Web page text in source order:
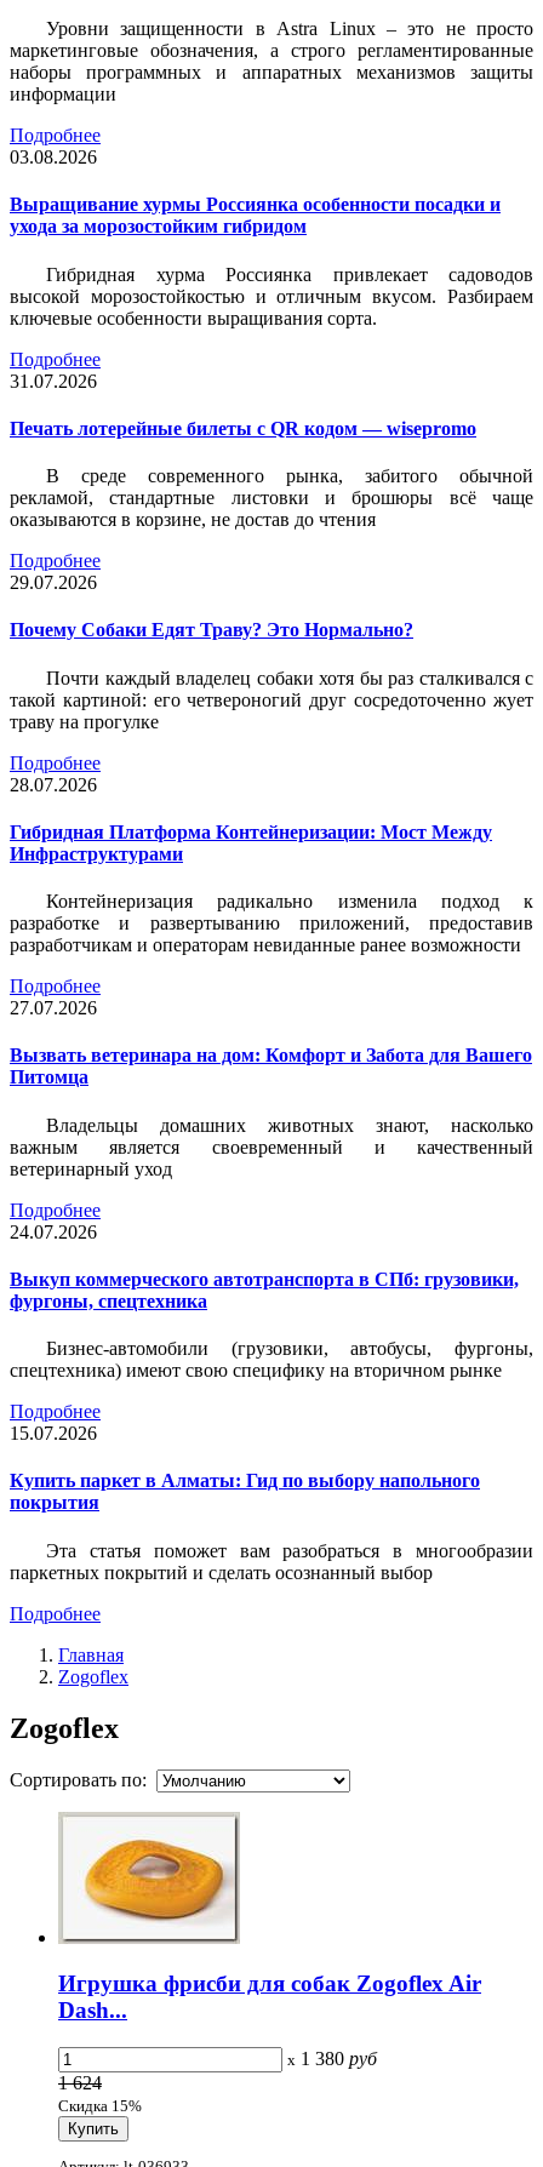
Уровни защищенности в Astra Linux – это не просто
маркетинговые обозначения, а строго регламентированные
наборы программных и аппаратных механизмов защиты
информации
Подробнее
03.08.2026
Выращивание хурмы Россиянка особенности посадки и
ухода за морозостойким гибридом
Гибридная хурма Россиянка привлекает садоводов
высокой морозостойкостью и отличным вкусом. Разбираем
ключевые особенности выращивания сорта.
Подробнее
31.07.2026
Печать лотерейные билеты c QR кодом — wisepromo
В среде современного рынка, забитого обычной
рекламой, стандартные листовки и брошюры всё чаще
оказываются в корзине, не достав до чтения
Подробнее
29.07.2026
Почему Собаки Едят Траву? Это Нормально?
Почти каждый владелец собаки хотя бы раз сталкивался с
такой картиной: его четвероногий друг сосредоточенно жует
траву на прогулке
Подробнее
28.07.2026
Гибридная Платформа Контейнеризации: Мост Между
Инфраструктурами
Контейнеризация радикально изменила подход к
разработке и развертыванию приложений, предоставив
разработчикам и операторам невиданные ранее возможности
Подробнее
27.07.2026
Вызвать ветеринара на дом: Комфорт и Забота для Вашего
Питомца
Владельцы домашних животных знают, насколько
важным является своевременный и качественный
ветеринарный уход
Подробнее
24.07.2026
Выкуп коммерческого автотранспорта в СПб: грузовики,
фургоны, спецтехника
Бизнес-автомобили (грузовики, автобусы, фургоны,
спецтехника) имеют свою специфику на вторичном рынке
Подробнее
15.07.2026
Купить паркет в Алматы: Гид по выбору напольного
покрытия
Эта статья поможет вам разобраться в многообразии
паркетных покрытий и сделать осознанный выбор
Подробнее
Главная
Zogoflex
Zogoflex
Сортировать по:
Игрушка фрисби для собак Zogoflex Air
Dash...
x 1 380 руб
1 624
Скидка 15%